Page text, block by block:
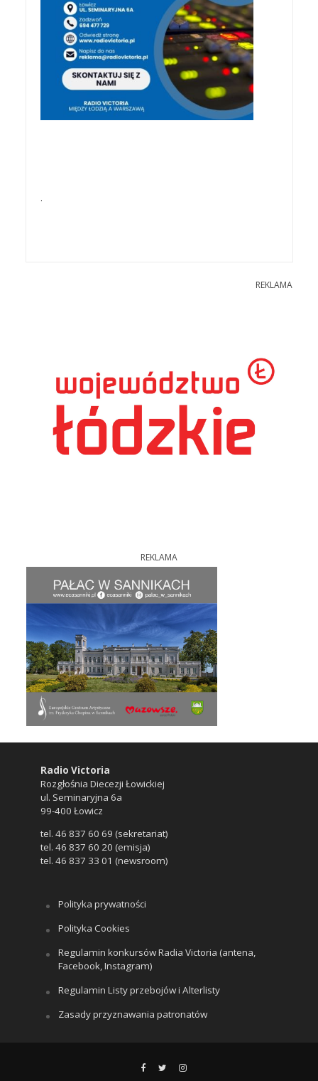
.
REKLAMA
REKLAMA
Radio Victoria
Rozgłośnia Diecezji Łowickiej
ul. Seminaryjna 6a
99-400 Łowicz
tel. 46 837 60 69 (sekretariat)
tel. 46 837 60 20 (emisja)
tel. 46 837 33 01 (newsroom)
Polityka prywatności
Polityka Cookies
Regulamin konkursów Radia Victoria (antena,
Facebook, Instagram)
Regulamin Listy przebojów i Alterlisty
Zasady przyznawania patronatów